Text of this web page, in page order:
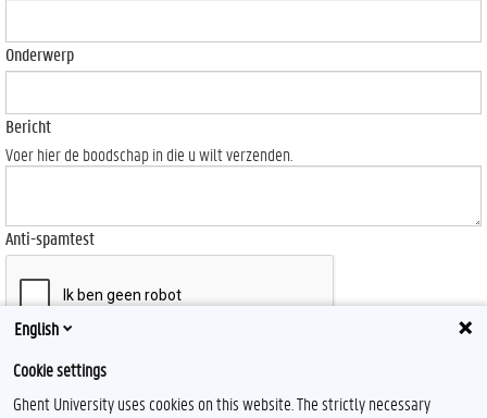
Onderwerp
Bericht
Voer hier de boodschap in die u wilt verzenden.
Anti-spamtest
Send
English
Cookie settings
Ghent University uses cookies on this website. The strictly necessary